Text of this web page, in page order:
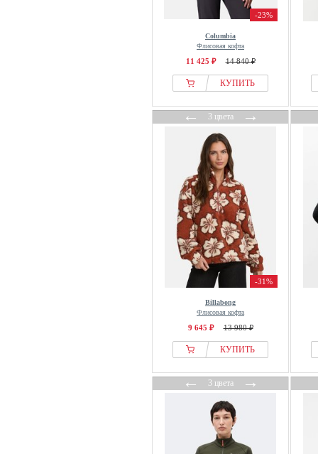
-23%
Columbia
Флисовая кофта
11 425 ₽ 14 840 ₽
КУПИТЬ
←3 цвета→
-31%
Billabong
Флисовая кофта
9 645 ₽ 13 980 ₽
КУПИТЬ
←3 цвета→